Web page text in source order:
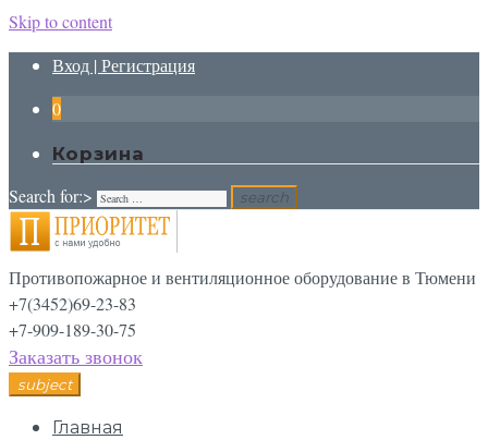
Skip to content
Вход | Регистрация
0
Корзина
Search for:> search
Противопожарное и вентиляционное оборудование в Тюмени
+7(3452)69-23-83
+7-909-189-30-75
Заказать звонок
subject
Главная